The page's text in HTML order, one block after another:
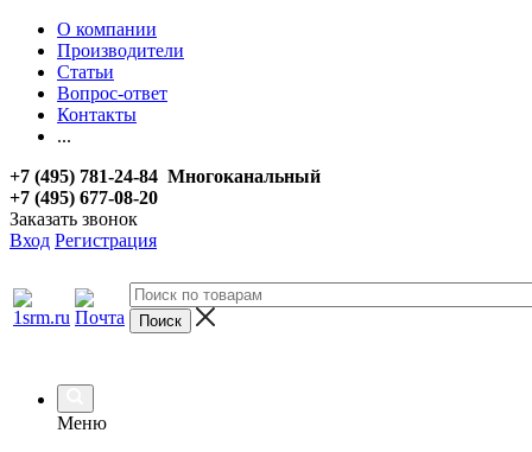
О компании
Производители
Статьи
Вопрос-ответ
Контакты
...
+7 (495) 781-24-84 Многоканальный
+7 (495) 677-08-20
Заказать звонок
Вход Регистрация
Меню